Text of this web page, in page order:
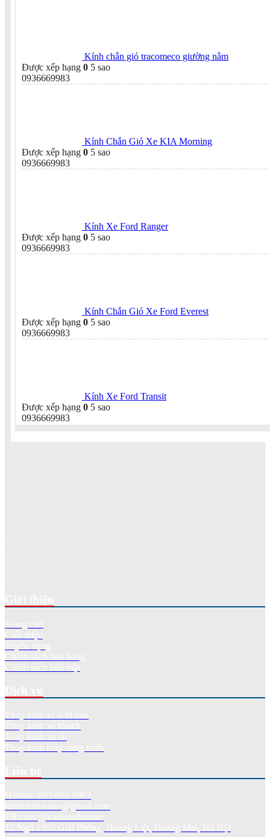
Kính chắn gió tracomeco giường nằm
Được xếp hạng 0 5 sao
0936669983
Kính Chắn Gió Xe KIA Morning
Được xếp hạng 0 5 sao
0936669983
Kính Xe Ford Ranger
Được xếp hạng 0 5 sao
0936669983
Kính Chắn Gió Xe Ford Everest
Được xếp hạng 0 5 sao
0936669983
Kính Xe Ford Transit
Được xếp hạng 0 5 sao
0936669983